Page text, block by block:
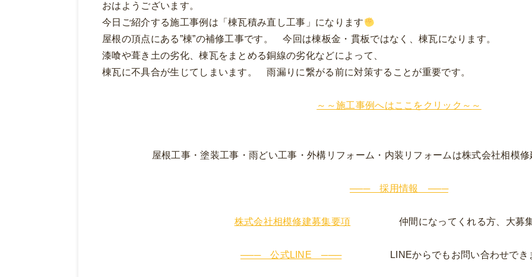
おはようございます。
今日ご紹介する施工事例は「棟瓦積み直し工事」になります
屋根の頂点にある”棟”の補修工事です。 今回は棟板金・貫板ではなく、棟瓦になります。
漆喰や葺き土の劣化、棟瓦をまとめる銅線の劣化などによって、
棟瓦に不具合が生じてしまいます。 雨漏りに繋がる前に対策することが重要です。
～～施工事例へはここをクリック～～
屋根工事・塗装工事・雨どい工事・外構リフォーム・内装リフォームは株式会社相模修
─── 採用情報 ───
株式会社相模修建募集要項 仲間になってくれる方、大募集
─── 公式LINE ───LINEからでもお問い合わせできま